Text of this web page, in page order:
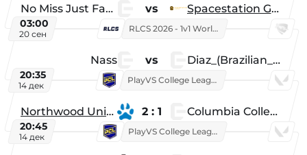
No Miss Just Fake vs Spacestation Gaming
03:00
20 сен
RLCS 2026 - 1v1 World Championship
Nass vs Diaz_(Brazilian_Player)
20:35
14 дек
PlayVS College League 2025: Fall
Northwood University 2 : 1 Columbia College
20:45
14 дек
PlayVS College League 2025: Fall